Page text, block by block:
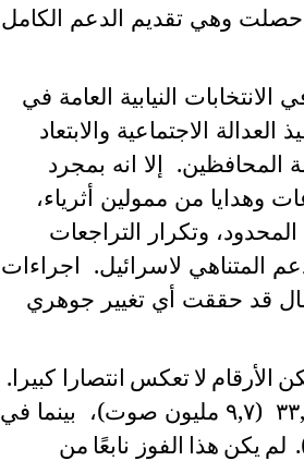
حصلت وهي تقديم الدعم الكامل
النيابية العامة في
العدالة الاجتماعية والابتعاد
المحافظين. إلا انه بمجرد
وهدايا من ممولين أثرياء،
وتكرار التراجعات
المتناهي لاسرائيل. اجراءات
قد حققت أي تغيير جوهري
الأرقام لاتعكس انتصارا كبيرا.
صوت)، بينما في
. لم يكن هذا الفوز نابعًا من